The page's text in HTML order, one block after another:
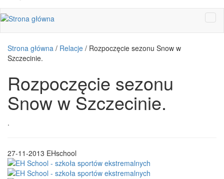
Strona główna / Relacje / Rozpoczęcie sezonu Snow w
Szczecinie.
Rozpoczęcie sezonu
Snow w Szczecinie.
.
27-11-2013 EHschool